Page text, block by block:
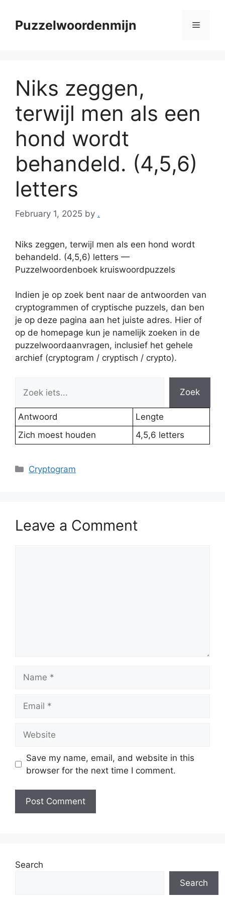
contentPuzzelwoordenmijn Menu
Niks zeggen,
terwijl men als een
hond wordt
behandeld. (4,5,6)
letters
February 1, 2025 by .
Niks zeggen, terwijl men als een hond wordt
behandeld. (4,5,6) letters —
Puzzelwoordenboek kruiswoordpuzzels
Indien je op zoek bent naar de antwoorden van
cryptogrammen of cryptische puzzels, dan ben
je op deze pagina aan het juiste adres. Hier of
op de homepage kun je namelijk zoeken in de
puzzelwoordaanvragen, inclusief het gehele
archief (cryptogram / cryptisch / crypto).
Zoek
Antwoord
Lengte
Zich moest houden
4,5,6 letters
Categories
Cryptogram
Leave a Comment
Save my name, email, and website in this
browser for the next time I comment.
Search
Search